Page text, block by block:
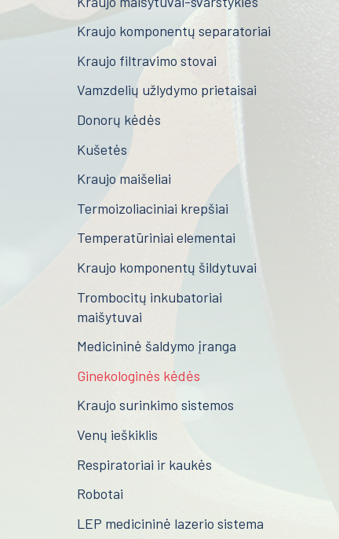
Kraujo komponentų separatoriai
Kraujo filtravimo stovai
Vamzdelių užlydymo prietaisai
Donorų kėdės
Kušetės
Kraujo maišeliai
Termoizoliaciniai krepšiai
Temperatūriniai elementai
Kraujo komponentų šildytuvai
Trombocitų inkubatoriai
maišytuvai
Medicininė šaldymo įranga
Ginekologinės kėdės
Kraujo surinkimo sistemos
Venų ieškiklis
Respiratoriai ir kaukės
Robotai
LEP medicininė lazerio sistema